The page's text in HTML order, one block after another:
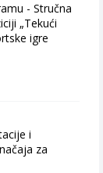
- Stručna
„Tekući
igre
i
za